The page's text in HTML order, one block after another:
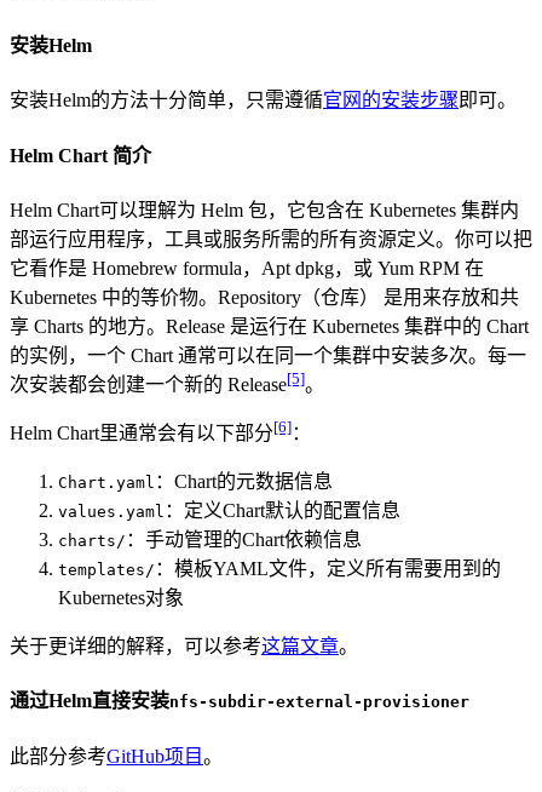
安装Helm
安装Helm的方法十分简单，只需遵循官网的安装步骤即可。
Helm Chart 简介
Helm Chart可以理解为 Helm 包，它包含在 Kubernetes 集群内
部运行应用程序，工具或服务所需的所有资源定义。你可以把
它看作是 Homebrew formula，Apt dpkg，或 Yum RPM 在
Kubernetes 中的等价物。Repository（仓库） 是用来存放和共
享 Charts 的地方。Release 是运行在 Kubernetes 集群中的 Chart
的实例，一个 Chart 通常可以在同一个集群中安装多次。每一
次安装都会创建一个新的 Release[5]。
Helm Chart里通常会有以下部分[6] ：
Chart.yaml ：Chart的元数据信息
values.yaml ：定义Chart默认的配置信息
charts/ ：手动管理的Chart依赖信息
templates/ ：模板YAML文件，定义所有需要用到的
Kubernetes对象
关于更详细的解释，可以参考这篇文章。
通过Helm直接安装nfs-subdir-external-provisioner
此部分参考GitHub项目。